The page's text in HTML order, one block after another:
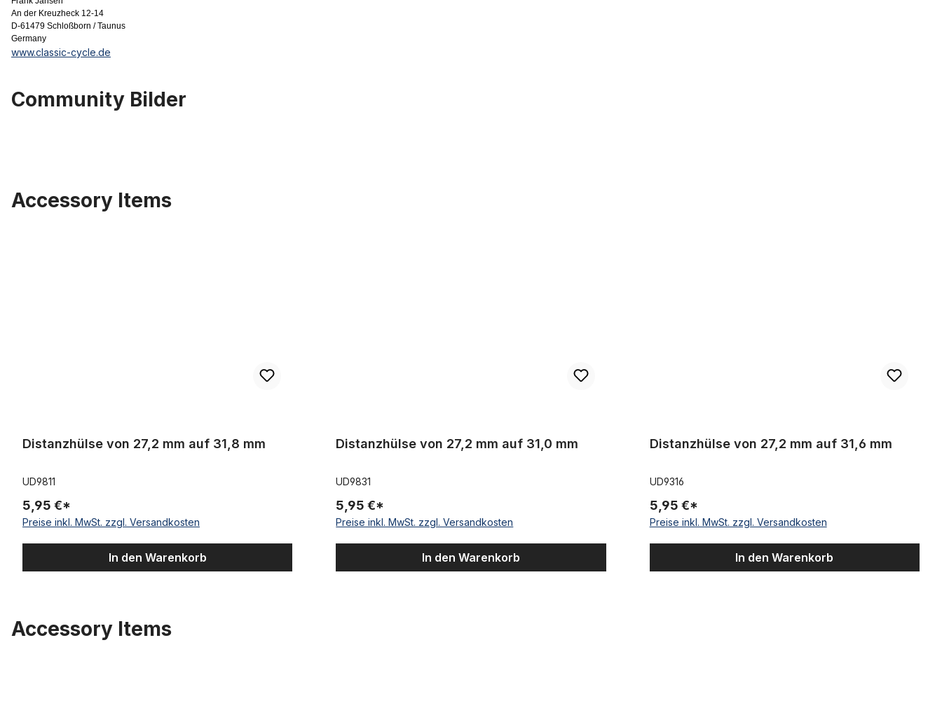
An der Kreuzheck 12-14
D-61479 Schloßborn / Taunus
Germany
www.classic-cycle.de
Community Bilder
Accessory Items
Distanzhülse von 27,2 mm auf 31,8 mm
UD9811
5,95 €*
Preise inkl. MwSt. zzgl. Versandkosten
In den Warenkorb
Distanzhülse von 27,2 mm auf 31,0 mm
UD9831
5,95 €*
Preise inkl. MwSt. zzgl. Versandkosten
In den Warenkorb
Distanzhülse von 27,2 mm auf 31,6 mm
UD9316
5,95 €*
Preise inkl. MwSt. zzgl. Versandkosten
In den Warenkorb
Accessory Items